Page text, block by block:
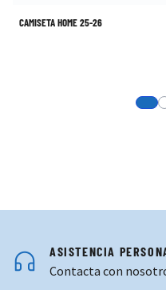
CAMISETA HOME 25-26
View
ASISTENCIA
Contacta con